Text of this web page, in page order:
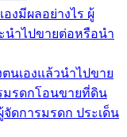
งมีผลอย่างไร ผู้
นำไปขายต่อหรือนำ
นเองแล้วนำไปขาย
มรดกโอนขายที่ดิน
ดการมรดก ประเด็น